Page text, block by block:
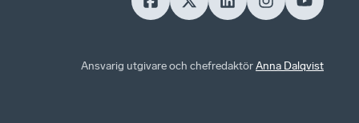
Ansvarig utgivare och chefredaktörAnna Dalqvist